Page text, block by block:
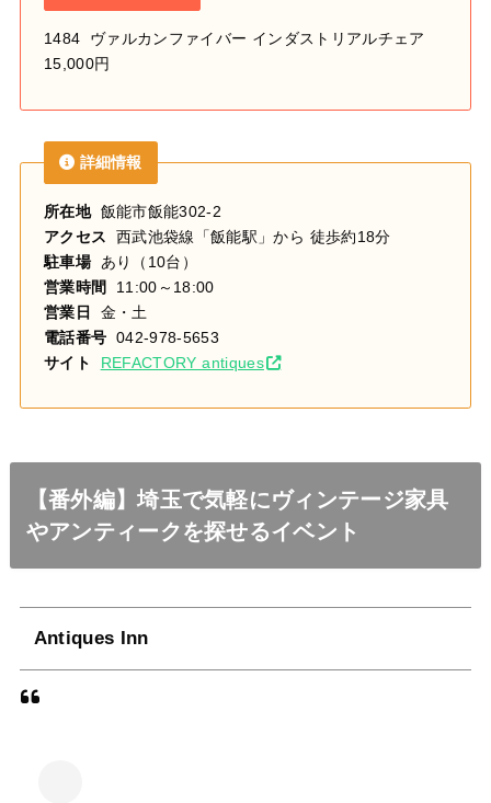
1484 ヴァルカンファイバー インダストリアルチェア
15,000円
詳細情報
所在地飯能市飯能302-2
アクセス 西武池袋線「飯能駅」から 徒歩約18分
駐車場あり（10台）
営業時間 11:00～18:00
営業日
金・土
電話番号 042-978-5653
サイト REFACTORY antiques
【番外編】埼玉で気軽にヴィンテージ家具
やアンティークを探せるイベント
Antiques Inn